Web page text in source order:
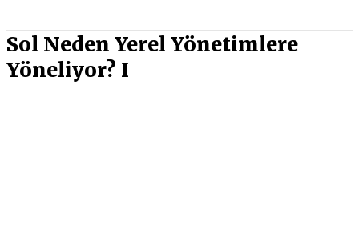
Sol Neden Yerel Yönetimlere
Yöneliyor? I